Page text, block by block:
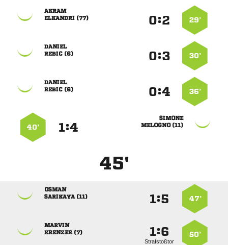
29’
:

 
30’
:

 
36’
:

 

 
:
40’
45'
47’
:

 
50’
:
Strafstoßtor

 